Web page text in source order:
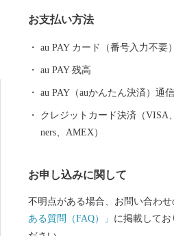
あるとともに、非鉄金属、鉄鋼、
祭りには、150台を超えるだんじ
奉納されます。勇ましい太鼓・鉦
まは壮観です。さらに、「新幹
設しています。2017年開催の「愛
お支払い方法
au PAY カード（番号入力不要）
au PAY 残高
au PAY（auかんたん決済）通
クレジットカード決済（VISA
ners、AMEX）
お申し込みに関して
不明点がある場合、お問い合わ
ある質問（FAQ）」 に掲載してお